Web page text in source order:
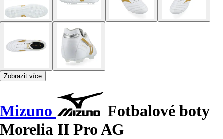
Zobrazit více
Mizuno
Fotbalové boty
Morelia II Pro AG